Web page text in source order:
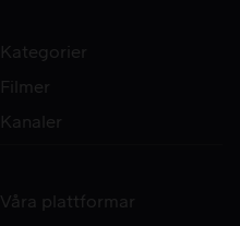
Kategorier
Filmer
Kanaler
Våra plattformar